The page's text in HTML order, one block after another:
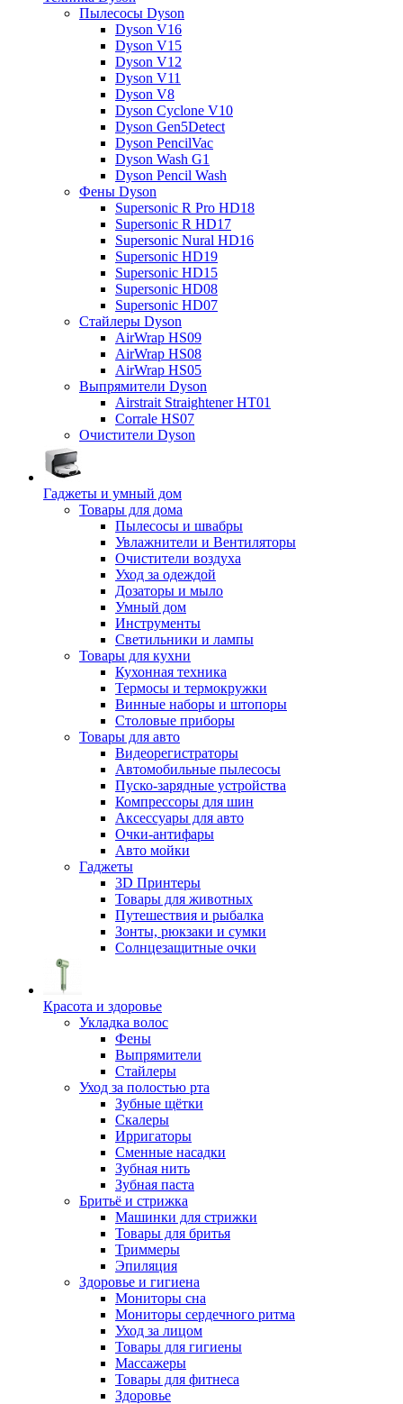
Пылесосы Dyson
Dyson V16
Dyson V15
Dyson V12
Dyson V11
Dyson V8
Dyson Cyclone V10
Dyson Gen5Detect
Dyson PencilVac
Dyson Wash G1
Dyson Pencil Wash
Фены Dyson
Supersonic R Pro HD18
Supersonic R HD17
Supersonic Nural HD16
Supersonic HD19
Supersonic HD15
Supersonic HD08
Supersonic HD07
Стайлеры Dyson
AirWrap HS09
AirWrap HS08
AirWrap HS05
Выпрямители Dyson
Airstrait Straightener HT01
Corrale HS07
Очистители Dyson
Гаджеты и умный дом
Товары для дома
Пылесосы и швабры
Увлажнители и Вентиляторы
Очистители воздуха
Уход за одеждой
Дозаторы и мыло
Умный дом
Инструменты
Светильники и лампы
Товары для кухни
Кухонная техника
Термосы и термокружки
Винные наборы и штопоры
Столовые приборы
Товары для авто
Видеорегистраторы
Автомобильные пылесосы
Пуско-зарядные устройства
Компрессоры для шин
Аксессуары для авто
Очки-антифары
Авто мойки
Гаджеты
3D Принтеры
Товары для животных
Путешествия и рыбалка
Зонты, рюкзаки и сумки
Солнцезащитные очки
Красота и здоровье
Укладка волос
Фены
Выпрямители
Стайлеры
Уход за полостью рта
Зубные щётки
Скалеры
Ирригаторы
Сменные насадки
Зубная нить
Зубная паста
Бритьё и стрижка
Машинки для стрижки
Товары для бритья
Триммеры
Эпиляция
Здоровье и гигиена
Мониторы сна
Мониторы сердечного ритма
Уход за лицом
Товары для гигиены
Массажеры
Товары для фитнеса
Здоровье